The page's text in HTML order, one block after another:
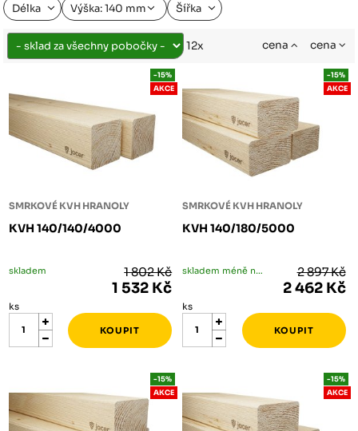
Délka Výška: 140 mm Šířka
12x cena cena
SMRKOVÉ KVH HRANOLY
KVH 140/140/4000
-15%
AKCE
skladem 1 802 Kč
1 532 Kč
ks
SMRKOVÉ KVH HRANOLY
KVH 140/180/5000
-15%
AKCE
skladem méně než 5 ks 2 897 Kč
2 462 Kč
ks
-15%
AKCE
-15%
AKCE